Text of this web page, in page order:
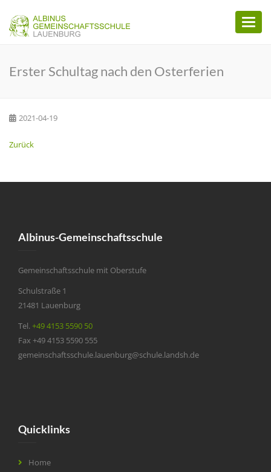
Toggle
Erster Schultag nach den Osterferien
2021-04-19
Zurück
Albinus-Gemeinschaftsschule
Gemeinschaftsschule mit Oberstufe
Schulstraße 1
21481 Lauenburg
Tel.+49 4153 5590 50
Fax +49 4153 5590 555
gemeinschaftsschule.lauenburg@schule.landsh.de
Quicklinks
Home